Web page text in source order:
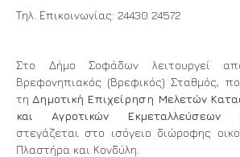
Τηλ. Επικοινωνίας: 24430 24572
Στο Δήμο Σοφάδων λειτουργεί
Βρεφονηπιακός (Βρεφικός) Σταθμός,
τη Δημοτική Επιχείρηση Μελετών
και Αγροτικών Εκμεταλλεύσεων
στεγάζεται στο ισόγειο διώροφης
Πλαστήρα και Κονδύλη.